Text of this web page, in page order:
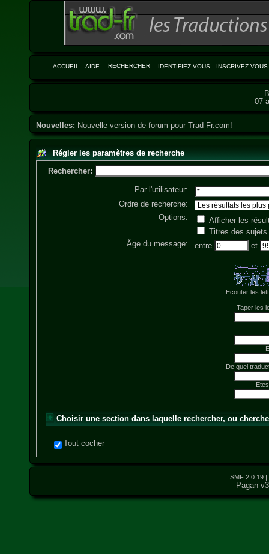
ACCUEIL AIDE RECHERCHER IDENTIFIEZ-VOUS INSCRIVEZ-VOUS
07
Nouvelles: Nouvelle version de forum pour Trad-Fr.com!
Régler les paramètres de recherche
Rechercher:
Par l'utilisateur:
Ordre de recherche:
Options:
Afficher les
Titres des
Âge du message:
entre et
Ecouter les
Taper les
De quel
Choisir une section dans laquelle rechercher, ou
Tout cocher
SMF 2.0.19 |
Pagan